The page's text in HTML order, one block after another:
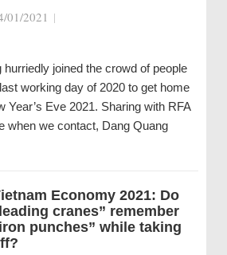
01/2021 |
hurriedly joined the crowd of people
working day of 2020 to get home
Year’s Eve 2021. Sharing with RFA
when we contact, Dang Quang
Economy 2021: Do
cranes” remember
punches” while taking